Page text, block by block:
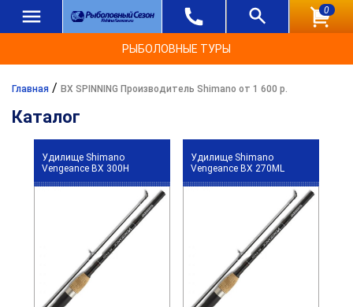
0
РЫБОЛОВНЫЕ ТУРЫ
Главная / BX SPINNING Производитель Shimano от 1 600 р.
Каталог
Удилище Shimano
Vengeance BX 300H
Удилище Shimano
Vengeance BX 270ML